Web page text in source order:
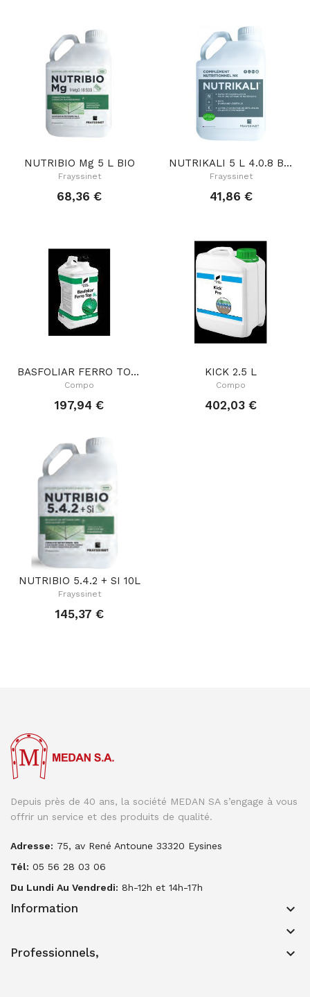
NUTRIBIO Mg 5 L BIO
Frayssinet
68,36 €
NUTRIKALI 5 L 4.0.8 BIO
Frayssinet
41,86 €
BASFOLIAR FERRO TOP 10 L 15.0.0
Compo
197,94 €
KICK 2.5 L
Compo
402,03 €
NUTRIBIO 5.4.2 + SI 10L
Frayssinet
145,37 €
Depuis près de 40 ans, la société MEDAN SA s’engage à vous
offrir un service et des produits de qualité.
Adresse: 75, av René Antoune 33320 Eysines
Tél: 05 56 28 03 06
Du Lundi Au Vendredi: 8h-12h et 14h-17h
Information
keyboard_arrow_down
keyboard_arrow_down
Professionnels, keyboard_arrow_down